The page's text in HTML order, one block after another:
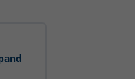
Grundunterweisung